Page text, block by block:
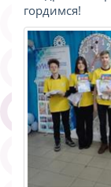
гордимся!